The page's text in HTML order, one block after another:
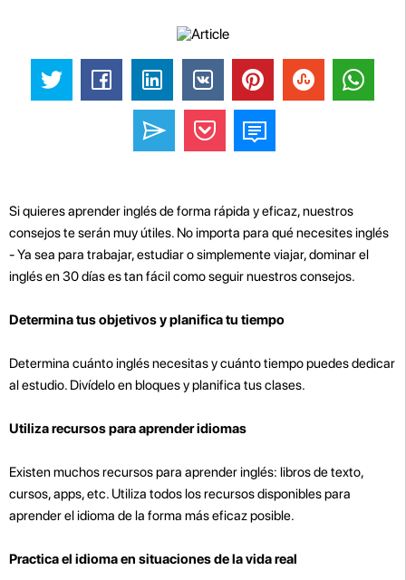
Si quieres aprender inglés de forma rápida y eficaz, nuestros
consejos te serán muy útiles. No importa para qué necesites inglés
- Ya sea para trabajar, estudiar o simplemente viajar, dominar el
inglés en 30 días es tan fácil como seguir nuestros consejos.
Determina tus objetivos y planifica tu tiempo
Determina cuánto inglés necesitas y cuánto tiempo puedes dedicar
al estudio. Divídelo en bloques y planifica tus clases.
Utiliza recursos para aprender idiomas
Existen muchos recursos para aprender inglés: libros de texto,
cursos, apps, etc. Utiliza todos los recursos disponibles para
aprender el idioma de la forma más eficaz posible.
Practica el idioma en situaciones de la vida real